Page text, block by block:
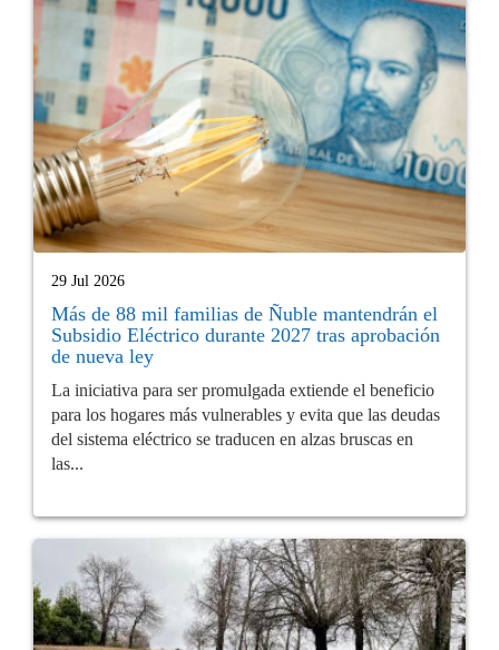
29 Jul 2026
Más de 88 mil familias de Ñuble mantendrán el
Subsidio Eléctrico durante 2027 tras aprobación
de nueva ley
La iniciativa para ser promulgada extiende el beneficio
para los hogares más vulnerables y evita que las deudas
del sistema eléctrico se traducen en alzas bruscas en
las...